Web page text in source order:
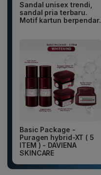
Sandal unisex trendi,
sandal pria terbaru.
Motif kartun berpendar.
Basic Package -
Puragen hybrid-XT ( 5
ITEM ) - DAVIENA
SKINCARE